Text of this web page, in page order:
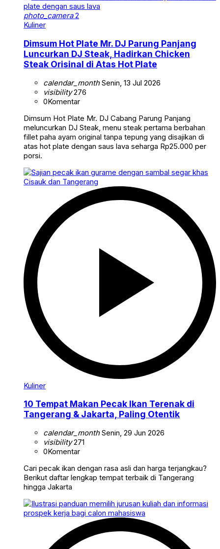
photo_camera2
Kuliner
Dimsum Hot Plate Mr. DJ Parung Panjang
Luncurkan DJ Steak, Hadirkan Chicken
Steak Orisinal di Atas Hot Plate
calendar_monthSenin, 13 Jul 2026
visibility276
0Komentar
Dimsum Hot Plate Mr. DJ Cabang Parung Panjang
meluncurkan DJ Steak, menu steak pertama berbahan
fillet paha ayam original tanpa tepung yang disajikan di
atas hot plate dengan saus lava seharga Rp25.000 per
porsi.
Kuliner
10 Tempat Makan Pecak Ikan Terenak di
Tangerang & Jakarta, Paling Otentik
calendar_monthSenin, 29 Jun 2026
visibility271
0Komentar
Cari pecak ikan dengan rasa asli dan harga terjangkau?
Berikut daftar lengkap tempat terbaik di Tangerang
hingga Jakarta